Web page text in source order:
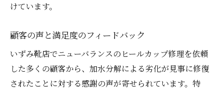
けています。
顧客の声と満足度のフィードバック
いずみ靴店でニューバランスのヒールカップ修理を依頼
した多くの顧客から、加水分解による劣化が見事に修復
されたことに対する感謝の声が寄せられています。特